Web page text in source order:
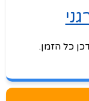
כל הזמן.